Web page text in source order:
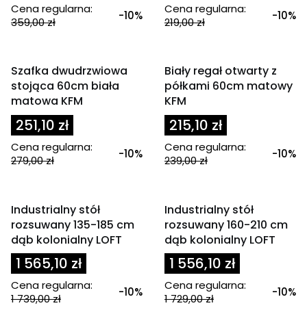
Cena regularna:
359,00 zł
-10%
Cena regularna:
219,00 zł
-10%
Szafka dwudrzwiowa
stojąca 60cm biała
matowa KFM
251,10 zł
Cena regularna:
279,00 zł
-10%
Biały regał otwarty z
półkami 60cm matowy
KFM
215,10 zł
Cena regularna:
239,00 zł
-10%
Industrialny stół
rozsuwany 135-185 cm
dąb kolonialny LOFT
1 565,10 zł
Cena regularna:
1 739,00 zł
-10%
Industrialny stół
rozsuwany 160-210 cm
dąb kolonialny LOFT
1 556,10 zł
Cena regularna:
1 729,00 zł
-10%